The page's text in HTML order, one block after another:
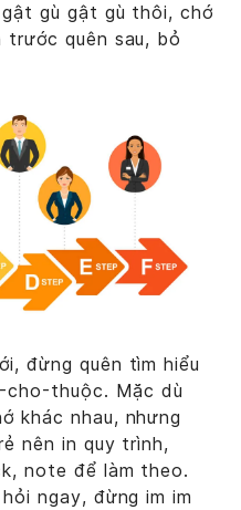
gù gật gù thôi, chớ
trước quên sau, bỏ
đừng quên tìm hiểu
thuộc. Mặc dù
khác nhau, nhưng
nên in quy trình,
note để làm theo.
ngay, đừng im im